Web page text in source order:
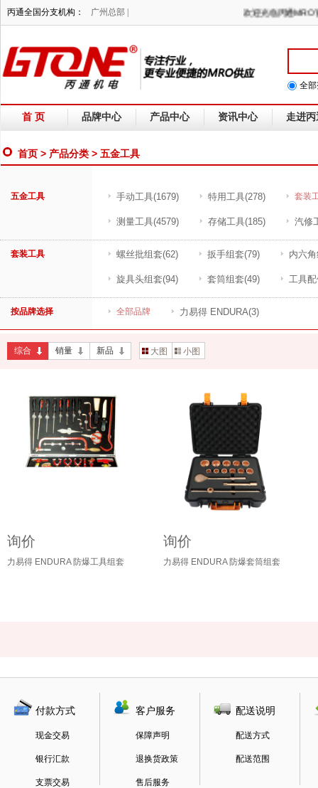
丙通全国分支机构： 广州总部 | 欢迎光临丙通
全
首 页 品牌中心 产品中心 资讯中心 走进丙
首页 > 产品分类 > 五金工具
五金工具 手动工具(1679) 特用工具(278) 套装
测量工具(4579) 存储工具(185) 汽修
套装工具 螺丝批组套(62) 扳手组套(79) 内六
旋具头组套(94) 套筒组套(49) 工具
按品牌选择 全部品牌 力易得 ENDURA(3)
综合 销量 新品 大图 小图
询价
力易得 ENDURA 防爆工具组套
询价
力易得 ENDURA 防爆套筒组套
付款方式
现金交易
银行汇款
支票交易
客户服务
保障声明
退换货政策
售后服务
配送说明
配送方式
配送范围